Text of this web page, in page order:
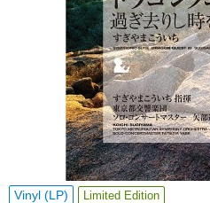
Vinyl (LP) Limited Edition